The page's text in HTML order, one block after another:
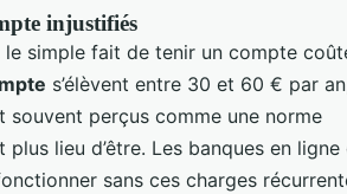
injustifiés
simple fait de tenir un compte
s’élèvent entre 30 et 60 € par
perçus comme une norme
lieu d’être. Les banques en ligne
sans ces charges